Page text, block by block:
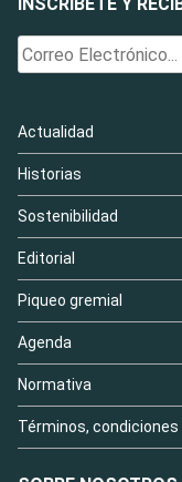
INSCRÍBETE Y
Actualidad
Historias
Sostenibilidad
Editorial
Piqueo gremial
Agenda
Normativa
Términos, condiciones